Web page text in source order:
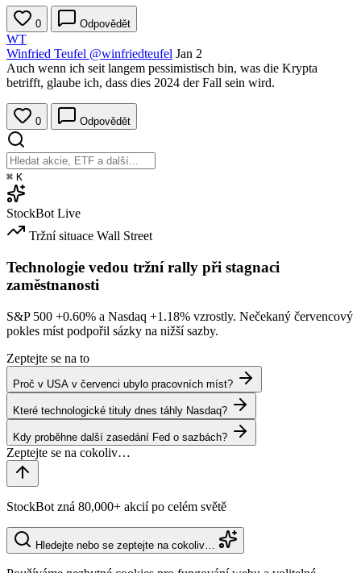
0 Odpovědět
WT
Winfried Teufel @winfriedteufel Jan 2
Auch wenn ich seit langem pessimistisch bin, was die Krypta
betrifft, glaube ich, dass dies 2024 der Fall sein wird.
0 Odpovědět
⌘ K
StockBot Live
Tržní situace Wall Street
Technologie vedou tržní rally při stagnaci
zaměstnanosti
S&P 500 +0.60% a Nasdaq +1.18% vzrostly. Nečekaný červencový
pokles míst podpořil sázky na nižší sazby.
Zeptejte se na to
Proč v USA v červenci ubylo pracovních míst?
Které technologické tituly dnes táhly Nasdaq?
Kdy proběhne další zasedání Fed o sazbách?
StockBot zná 80,000+ akcií po celém světě
Hledejte nebo se zeptejte na cokoliv…